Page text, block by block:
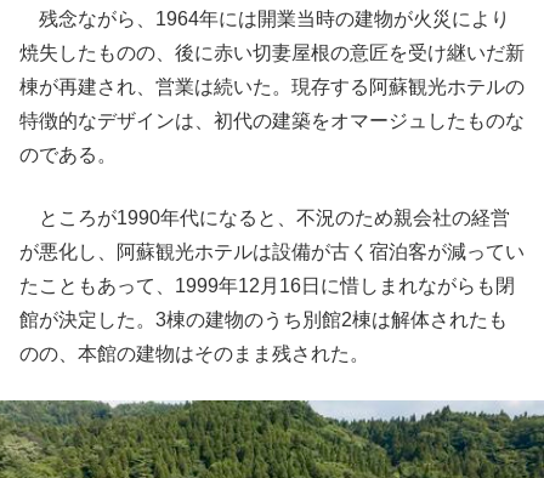
残念ながら、1964年には開業当時の建物が火災により
焼失したものの、後に赤い切妻屋根の意匠を受け継いだ新
棟が再建され、営業は続いた。現存する阿蘇観光ホテルの
特徴的なデザインは、初代の建築をオマージュしたものな
のである。
ところが1990年代になると、不況のため親会社の経営
が悪化し、阿蘇観光ホテルは設備が古く宿泊客が減ってい
たこともあって、1999年12月16日に惜しまれながらも閉
館が決定した。3棟の建物のうち別館2棟は解体されたも
のの、本館の建物はそのまま残された。